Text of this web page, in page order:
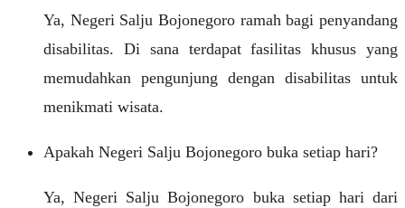
Ya, Negeri Salju Bojonegoro ramah bagi penyandang
disabilitas. Di sana terdapat fasilitas khusus yang
memudahkan pengunjung dengan disabilitas untuk
menikmati wisata.
Apakah Negeri Salju Bojonegoro buka setiap hari?
Ya, Negeri Salju Bojonegoro buka setiap hari dari